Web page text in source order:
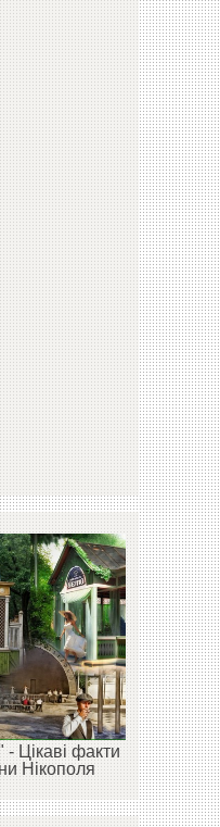
- Цікаві факти
Нікополя